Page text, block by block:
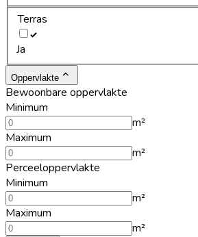
Terras
Ja
Oppervlakte
Bewoonbare oppervlakte
Minimum
m²
Maximum
m²
Perceeloppervlakte
Minimum
m²
Maximum
m²